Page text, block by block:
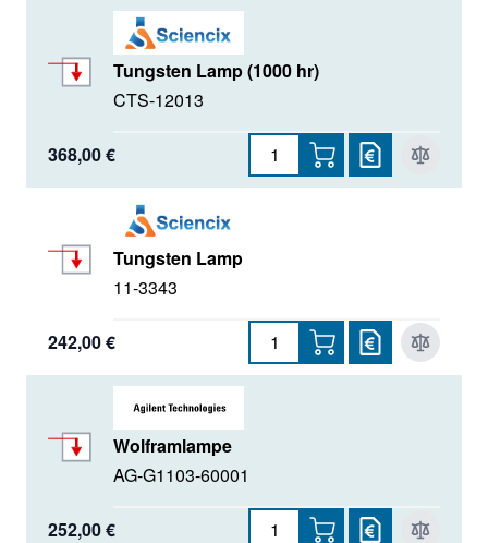
Tungsten Lamp (1000 hr)
CTS-12013
368,00 €
Tungsten Lamp
11-3343
242,00 €
Wolframlampe
AG-G1103-60001
252,00 €